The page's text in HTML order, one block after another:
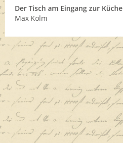
Der Tisch am Eingang zur Küche
Max Kolm